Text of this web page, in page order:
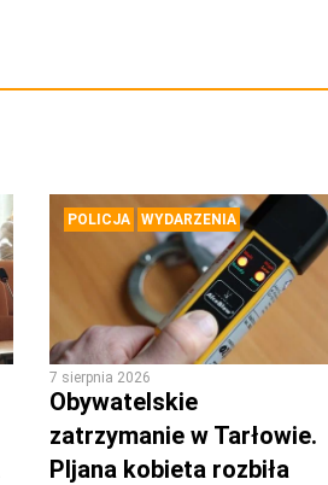
POLICJA WYDARZENIA
7 sierpnia 2026
Obywatelskie
zatrzymanie w Tarłowie.
PIjana kobieta rozbiła